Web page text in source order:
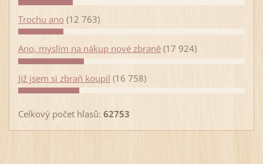
Trochu ano (12 763)
Ano, myslím na nákup nové zbraně (17 924)
Již jsem si zbraň koupil (16 758)
Celkový počet hlasů: 62753